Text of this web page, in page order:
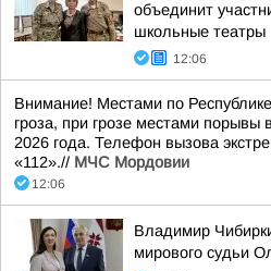
объединит
школьные театры
12:06
Внимание! Местами по
гроза, при грозе местами порывы
2026 года. Телефон вызова
«112».// МЧС Мордовии
12:06
Владимир
мирового судьи